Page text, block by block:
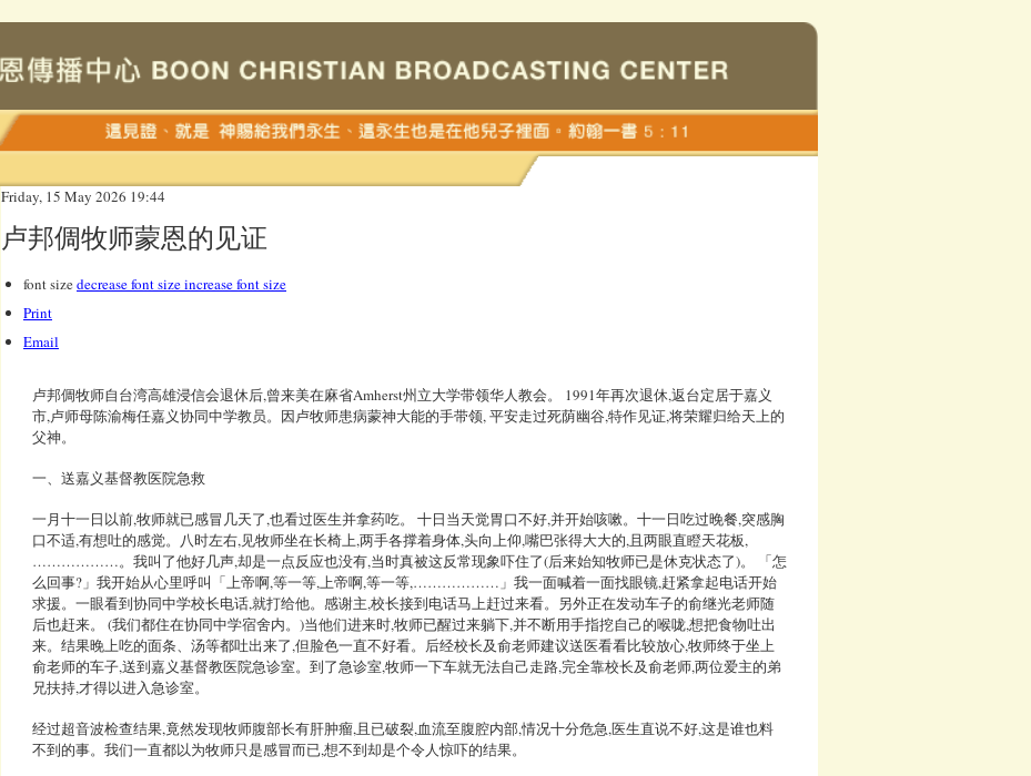
Friday, 15 May 2026 19:44
卢邦倜牧师蒙恩的见证
font sizedecrease font sizeincrease font size
Print
Email
卢邦倜牧师自台湾高雄浸信会退休后,曾来美在麻省Amherst州立大学带领华人教会。 1991年再次退休,返台定居于嘉义
市,卢师母陈渝梅任嘉义协同中学教员。因卢牧师患病蒙神大能的手带领, 平安走过死荫幽谷,特作见证,将荣耀归给天上的
父神。
一、送嘉义基督教医院急救
一月十一日以前,牧师就已感冒几天了,也看过医生并拿药吃。 十日当天觉胃口不好,并开始咳嗽。十一日吃过晚餐,突感胸
口不适,有想吐的感觉。八时左右,见牧师坐在长椅上,两手各撑着身体,头向上仰,嘴巴张得大大的,且两眼直瞪天花板,
………………。我叫了他好几声,却是一点反应也没有,当时真被这反常现象吓住了(后来始知牧师已是休克状态了)。 「怎
么回事?」我开始从心里呼叫「上帝啊,等一等,上帝啊,等一等,………………」我一面喊着一面找眼镜,赶紧拿起电话开始
求援。一眼看到协同中学校长电话,就打给他。感谢主,校长接到电话马上赶过来看。另外正在发动车子的俞继光老师随
后也赶来。 (我们都住在协同中学宿舍内。)当他们进来时,牧师已醒过来躺下,并不断用手指挖自己的喉咙,想把食物吐出
来。结果晚上吃的面条、汤等都吐出来了,但脸色一直不好看。后经校长及俞老师建议送医看看比较放心,牧师终于坐上
俞老师的车子,送到嘉义基督教医院急诊室。到了急诊室,牧师一下车就无法自己走路,完全靠校长及俞老师,两位爱主的弟
兄扶持,才得以进入急诊室。
经过超音波检查结果,竟然发现牧师腹部长有肝肿瘤,且已破裂,血流至腹腔内部,情况十分危急,医生直说不好,这是谁也料
不到的事。我们一直都以为牧师只是感冒而已,想不到却是个令人惊吓的结果。